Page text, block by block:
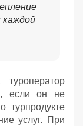
каждой
если он не
турпродукте
услуг. При